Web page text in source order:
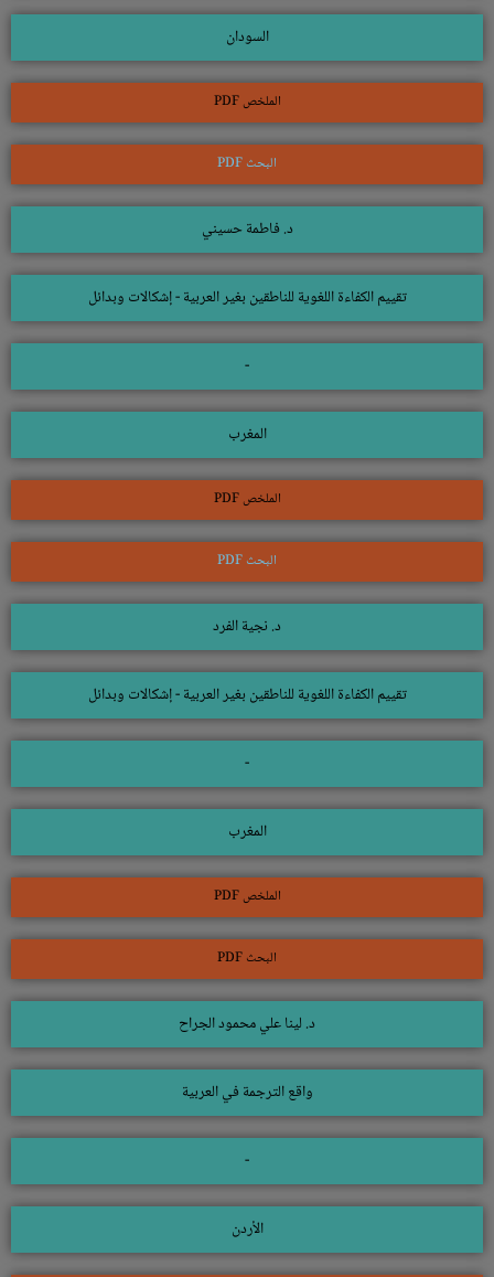
السودان
الملخص PDF
البحث PDF
د. فاطمة حسيني
تقييم الكفاءة اللغوية للناطقين بغير العربية - إشكالات وبدائل
-
المغرب
الملخص PDF
البحث PDF
د. نجية الفرد
تقييم الكفاءة اللغوية للناطقين بغير العربية - إشكالات وبدائل
-
المغرب
الملخص PDF
البحث PDF
د. لينا علي محمود الجراح
واقع الترجمة في العربية
-
الأردن